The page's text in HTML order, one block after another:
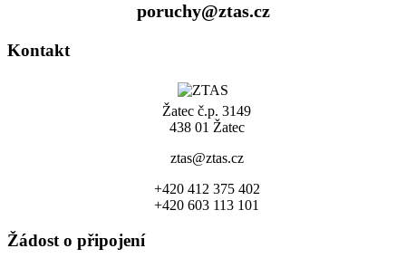
poruchy@ztas.cz
Kontakt
Žatec č.p. 3149
438 01 Žatec
ztas@ztas.cz
+420 412 375 402
+420 603 113 101
Žádost o připojení